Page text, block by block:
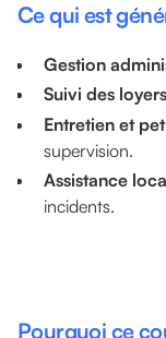
Ce qui est
Gestion
Suivi des loyers
Entretien et
supervision.
Assistance
incidents.
Pourquoi ce